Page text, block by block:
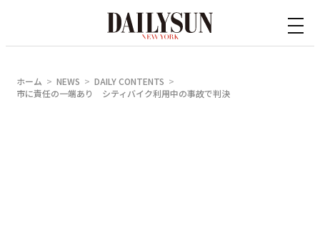
ホーム NEWS
DAILY CONTENTS
市に責任の一端あり シティバイク利用中の事故で判決